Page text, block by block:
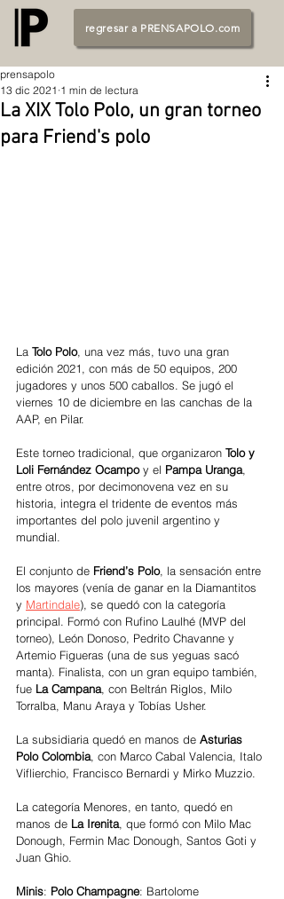
regresar a PRENSAPOLO.com
La XIX Tolo Polo, un gran torneo
para Friend's polo
prensapolo
13 dic 2021 1 min de lectura
La Tolo Polo, una vez más, tuvo una gran
edición 2021, con más de 50 equipos, 200
jugadores y unos 500 caballos. Se jugó el
viernes 10 de diciembre en las canchas de la
AAP, en Pilar.
Este torneo tradicional, que organizaron Tolo y
Loli Fernández Ocampo y el Pampa Uranga,
entre otros, por decimonovena vez en su
historia, integra el tridente de eventos más
importantes del polo juvenil argentino y
mundial.
El conjunto de Friend’s Polo, la sensación entre
los mayores (venía de ganar en la Diamantitos
y Martindale), se quedó con la categoría
principal. Formó con Rufino Laulhé (MVP del
torneo), León Donoso, Pedrito Chavanne y
Artemio Figueras (una de sus yeguas sacó
manta). Finalista, con un gran equipo también,
fue La Campana, con Beltrán Riglos, Milo
Torralba, Manu Araya y Tobías Usher.
La subsidiaria quedó en manos de Asturias
Polo Colombia, con Marco Cabal Valencia, Italo
Viflierchio, Francisco Bernardi y Mirko Muzzio.
La categoría Menores, en tanto, quedó en
manos de La Irenita, que formó con Milo Mac
Donough, Fermin Mac Donough, Santos Goti y
Juan Ghio.
Minis: Polo Champagne: Bartolome